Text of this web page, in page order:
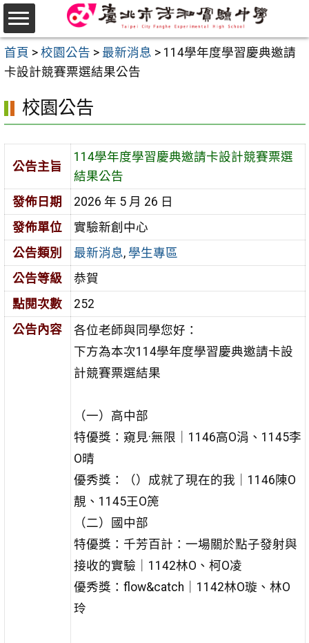
跳
至
主
要
區
首頁 > 校園公告 > 最新消息 > 114學年度學習慶典邀請
卡設計競賽票選結果公告
校園公告
公告主旨
114學年度學習慶典邀請卡設計競賽票選
結果公告
發佈日期
2026 年 5 月 26 日
發佈單位
實驗新創中心
公告類別
最新消息, 學生專區
公告等級
恭賀
點閱次數
252
公告內容
各位老師與同學您好：
下方為本次114學年度學習慶典邀請卡設
計競賽票選結果
（一）高中部
特優獎：窺見·無限｜1146高O涓、1145李
O晴
優秀獎：（）成就了現在的我｜1146陳O
靚、1145王O箎
（二）國中部
特優獎：千芳百計：一場關於點子發射與
接收的實驗｜1142林O、柯O凌
優秀獎：flow&catch｜1142林O璇、林O
玲
選
單